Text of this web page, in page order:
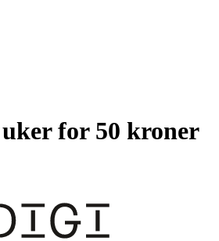
uker for 50 kroner